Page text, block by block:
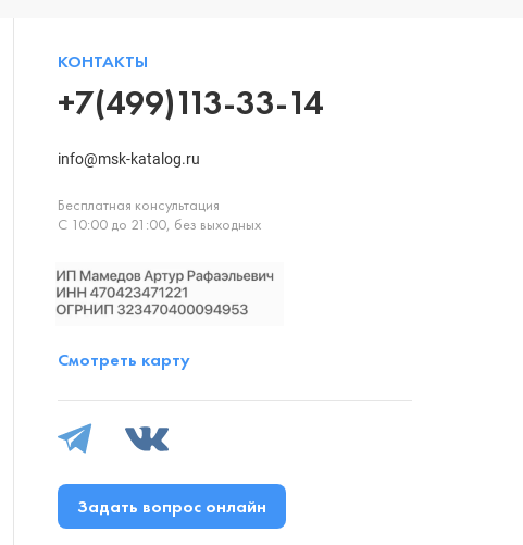
КОНТАКТЫ
+7(499)113-33-14
info@msk-katalog.ru
Бесплатная консультация
С 10:00 до 21:00, без выходных
Смотреть карту
Задать вопрос онлайн